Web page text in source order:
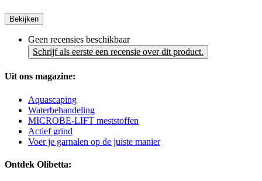
Bekijken
Geen recensies beschikbaar
Schrijf als eerste een recensie over dit product.
Uit ons magazine:
Aquascaping
Waterbehandeling
MICROBE-LIFT meststoffen
Actief grind
Voer je garnalen op de juiste manier
Ontdek Olibetta: